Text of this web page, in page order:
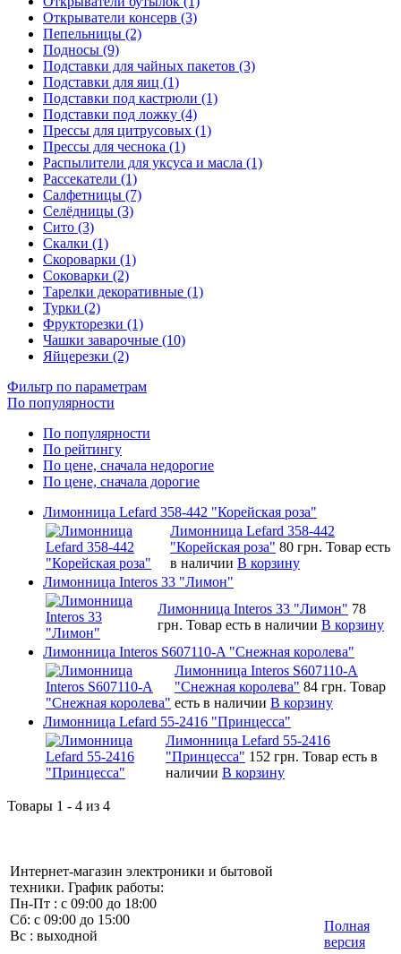
Открыватели консерв (3)
Пепельницы (2)
Подносы (9)
Подставки для чайных пакетов (3)
Подставки для яиц (1)
Подставки под кастрюли (1)
Подставки под ложку (4)
Прессы для цитрусовых (1)
Прессы для чеснока (1)
Распылители для уксуса и масла (1)
Рассекатели (1)
Салфетницы (7)
Селёдницы (3)
Сито (3)
Скалки (1)
Скороварки (1)
Соковарки (2)
Тарелки декоративные (1)
Турки (2)
Фрукторезки (1)
Чашки заварочные (10)
Яйцерезки (2)
Фильтр по параметрам
По популярности
По популярности
По рейтингу
По цене, сначала недорогие
По цене, сначала дорогие
Лимонница Lefard 358-442 "Корейская роза"
Лимонница Lefard 358-442
"Корейская роза" 80 грн. Товар есть
в наличии В корзину
Лимонница Interos 33 "Лимон"
Лимонница Interos 33 "Лимон" 78
грн. Товар есть в наличии В корзину
Лимонница Interos S607110-A "Снежная королева"
Лимонница Interos S607110-A
"Снежная королева" 84 грн. Товар
есть в наличии В корзину
Лимонница Lefard 55-2416 "Принцесса"
Лимонница Lefard 55-2416
"Принцесса" 152 грн. Товар есть в
наличии В корзину
Товары 1 - 4 из 4
Интернет-магазин электроники и бытовой
техники. График работы:
Пн-Пт : с 09:00 до 18:00
Сб: с 09:00 до 15:00
Вс : выходной
Полная
версия